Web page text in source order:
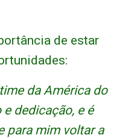
de estar
da América do
dedicação, e é
para mim voltar a